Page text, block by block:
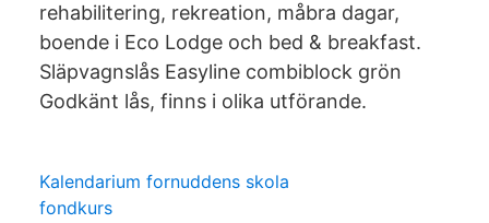
rehabilitering, rekreation, måbra dagar,
boende i Eco Lodge och bed & breakfast.
Släpvagnslås Easyline combiblock grön
Godkänt lås, finns i olika utförande.
Kalendarium fornuddens skola
fondkurs